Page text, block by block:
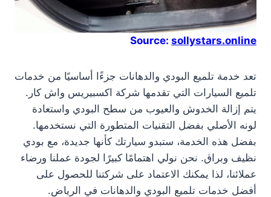
Source: sollystars.online
تعد خدمة تلميع البودي والدهانات جزءًا أساسيًا من خدمات
تلميع السيارات التي تقدمها شركة اكسبيريس واش كار.
يتم إزالة الخدوش والعيوب من سطح البودي واستعادة
لونه الأصلي بفضل التقنيات المتطورة التي نستخدمها.
بفضل هذه الخدمة، ستبدو سيارتك كأنها جديدة، مع بودي
نظيف وبراق. نحن نولي اهتمامًا كبيرًا لجودة عملنا ورضاء
عملائنا، لذا يمكنك الاعتماد على شركتنا للحصول على
أفضل خدمات تلميع البودي والدهانات في الرياض.